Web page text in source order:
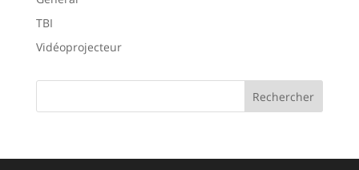
TBI
Vidéoprojecteur